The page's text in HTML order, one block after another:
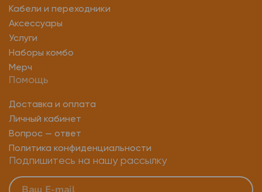
Кабели и переходники
Аксессуары
Услуги
Наборы комбо
Мерч
Помощь
Доставка и оплата
Личный кабинет
Вопрос — ответ
Политика конфиденциальности
Подпишитесь на нашу рассылку